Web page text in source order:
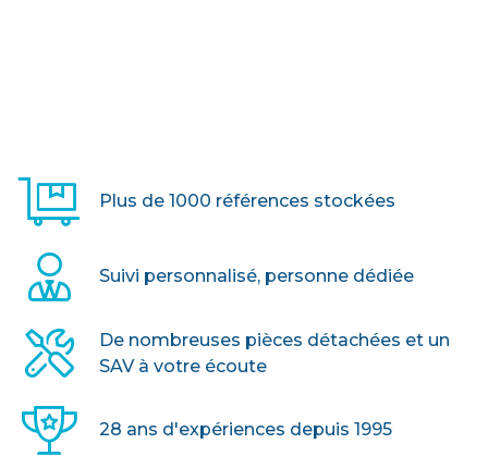
Plus de 1000 références stockées
Suivi personnalisé, personne dédiée
De nombreuses pièces détachées et un
SAV à votre écoute
28 ans d'expériences depuis 1995